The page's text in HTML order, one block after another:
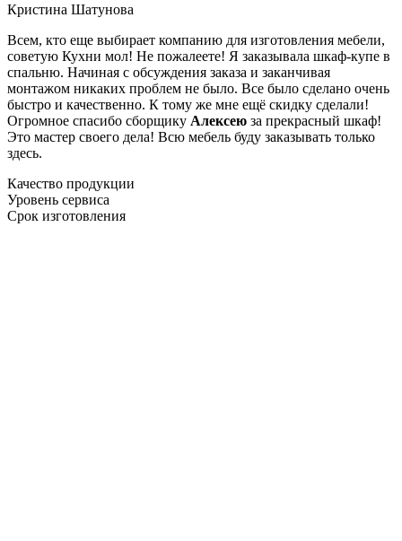
Кристина Шатунова
Всем, кто еще выбирает компанию для изготовления мебели,
советую Кухни мол! Не пожалеете! Я заказывала шкаф-купе в
спальню. Начиная с обсуждения заказа и заканчивая
монтажом никаких проблем не было. Все было сделано очень
быстро и качественно. К тому же мне ещё скидку сделали!
Огромное спасибо сборщику Алексею за прекрасный шкаф!
Это мастер своего дела! Всю мебель буду заказывать только
здесь.
Качество продукции
Уровень сервиса
Срок изготовления